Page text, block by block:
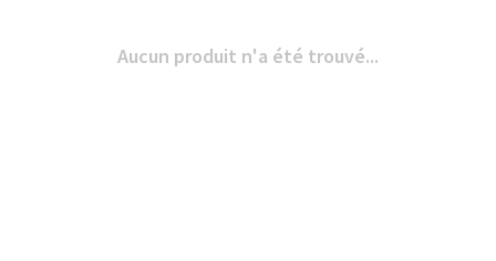
Aucun produit n'a été trouvé...